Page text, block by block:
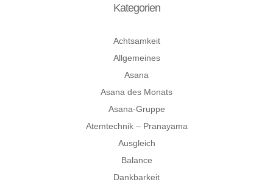
Kategorien
Achtsamkeit
Allgemeines
Asana
Asana des Monats
Asana-Gruppe
Atemtechnik – Pranayama
Ausgleich
Balance
Dankbarkeit